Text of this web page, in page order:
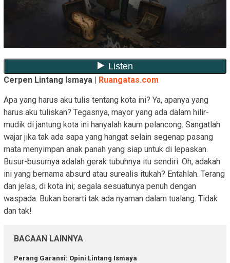
Cerpen Lintang Ismaya | Ruangatas.com
Apa yang harus aku tulis tentang kota ini? Ya, apanya yang
harus aku tuliskan? Tegasnya, mayor yang ada dalam hilir-
mudik di jantung kota ini hanyalah kaum pelancong. Sangatlah
wajar jika tak ada sapa yang hangat selain segenap pasang
mata menyimpan anak panah yang siap untuk di lepaskan.
Busur-busurnya adalah gerak tubuhnya itu sendiri. Oh, adakah
ini yang bernama absurd atau surealis itukah? Entahlah. Terang
dan jelas, di kota ini; segala sesuatunya penuh dengan
waspada. Bukan berarti tak ada nyaman dalam tualang. Tidak
dan tak!
BACAAN LAINNYA
Perang Garansi: Opini Lintang Ismaya